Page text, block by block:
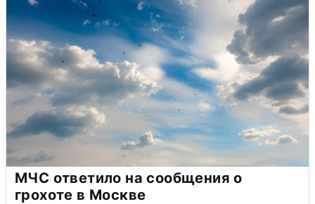
МЧС ответило на сообщения о
грохоте в Москве